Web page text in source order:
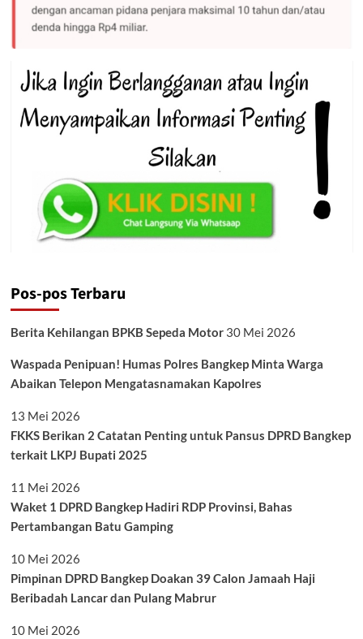
Pos-pos Terbaru
Berita Kehilangan BPKB Sepeda Motor 30 Mei 2026
Waspada Penipuan! Humas Polres Bangkep Minta Warga
Abaikan Telepon Mengatasnamakan Kapolres
13 Mei 2026
FKKS Berikan 2 Catatan Penting untuk Pansus DPRD Bangkep
terkait LKPJ Bupati 2025
11 Mei 2026
Waket 1 DPRD Bangkep Hadiri RDP Provinsi, Bahas
Pertambangan Batu Gamping
10 Mei 2026
Pimpinan DPRD Bangkep Doakan 39 Calon Jamaah Haji
Beribadah Lancar dan Pulang Mabrur
10 Mei 2026